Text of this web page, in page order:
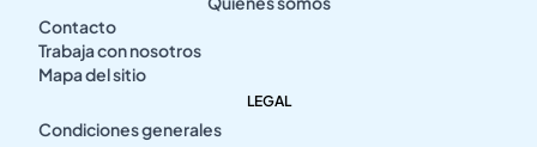
Contacto
Trabaja con nosotros
Mapa del sitio
LEGAL
Condiciones generales